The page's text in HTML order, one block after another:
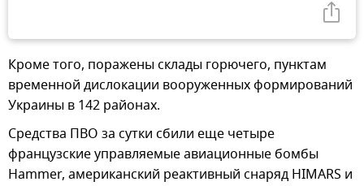
Кроме того, поражены склады горючего, пунктам
временной дислокации вооруженных формирований
Украины в 142 районах.
Средства ПВО за сутки сбили еще четыре
французские управляемые авиационные бомбы
Hammer, американский реактивный снаряд HIMARS и